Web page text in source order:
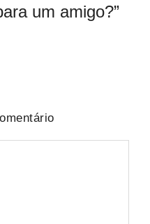
um amigo?”